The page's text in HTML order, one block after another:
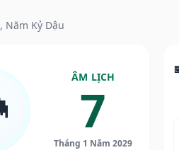
Năm Kỷ Dậu
ÂM LỊCH
7
Tháng 1 Năm 2029